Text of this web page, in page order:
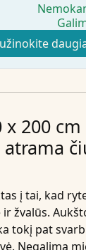
200
į tai, kad
žvalūs.
tokį pat
Negalima